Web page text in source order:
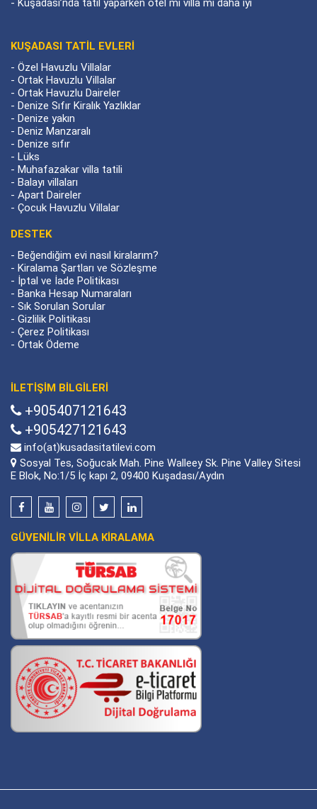
- Kuşadası’nda tatil yaparken otel mi villa mı daha iyi
KUŞADASI TATİL EVLERİ
- Özel Havuzlu Villalar
- Ortak Havuzlu Villalar
- Ortak Havuzlu Daireler
- Denize Sıfır Kiralık Yazlıklar
- Denize yakın
- Deniz Manzaralı
- Denize sıfır
- Lüks
- Muhafazakar villa tatili
- Balayı villaları
- Apart Daireler
- Çocuk Havuzlu Villalar
DESTEK
- Beğendiğim evi nasıl kiralarım?
- Kiralama Şartları ve Sözleşme
- İptal ve İade Politikası
- Banka Hesap Numaraları
- Sık Sorulan Sorular
- Gizlilik Politikası
- Çerez Politikası
- Ortak Ödeme
İLETİŞİM BİLGİLERİ
+905407121643
+905427121643
info(at)kusadasitatilevi.com
Sosyal Tes, Soğucak Mah. Pine Walleey Sk. Pine Valley Sitesi
E Blok, No:1/5 İç kapı 2, 09400 Kuşadası/Aydın
GÜVENİLİR VİLLA KİRALAMA